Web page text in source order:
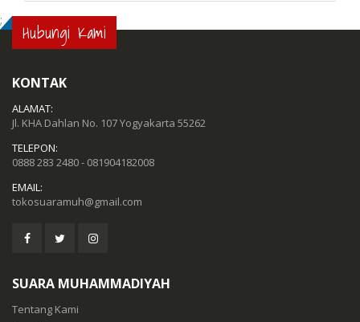
; Hubungi Kami
KONTAK
ALAMAT:
Jl. KHA Dahlan No. 107 Yogyakarta 55262
TELEPON:
0888 283 2480 - 081904182008
EMAIL:
tokosuaramuh@gmail.com
SUARA MUHAMMADIYAH
Tentang Kami